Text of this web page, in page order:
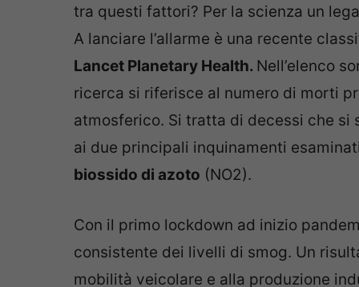
tra questi fattori? Per la scienza un
A lanciare l’allarme è una recente
Lancet Planetary Health. Nell’elenco
ricerca si riferisce al numero di morti
atmosferico. Si tratta di decessi che
ai due principali inquinamenti
biossido di azoto (NO2).
Con il primo lockdown ad inizio
consistente dei livelli di smog. Un
mobilità veicolare e alla produzione